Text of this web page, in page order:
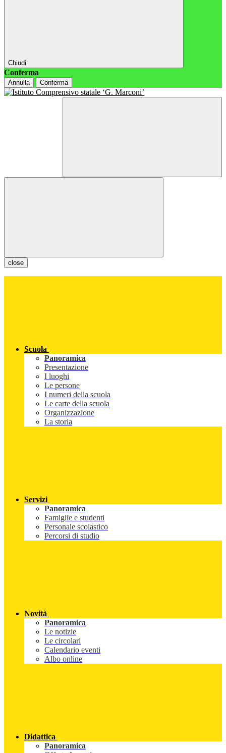
Chiudi
Conferma
Annulla Conferma
close
Scuola
Panoramica
Presentazione
I luoghi
Le persone
I numeri della scuola
Le carte della scuola
Organizzazione
La storia
Servizi
Panoramica
Famiglie e studenti
Personale scolastico
Percorsi di studio
Novità
Panoramica
Le notizie
Le circolari
Calendario eventi
Albo online
Didattica
Panoramica